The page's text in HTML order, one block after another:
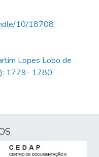
10/18708
Lopes Lobo de
1779- 1780